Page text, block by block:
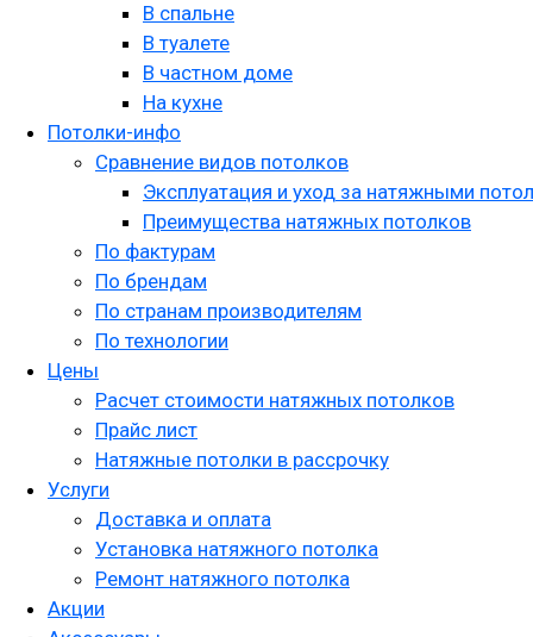
В спальне
В туалете
В частном доме
На кухне
Потолки-инфо
Сравнение видов потолков
Эксплуатация и уход за натяжными
Преимущества натяжных потолков
По фактурам
По брендам
По странам производителям
По технологии
Цены
Расчет стоимости натяжных потолков
Прайс лист
Натяжные потолки в рассрочку
Услуги
Доставка и оплата
Установка натяжного потолка
Ремонт натяжного потолка
Акции